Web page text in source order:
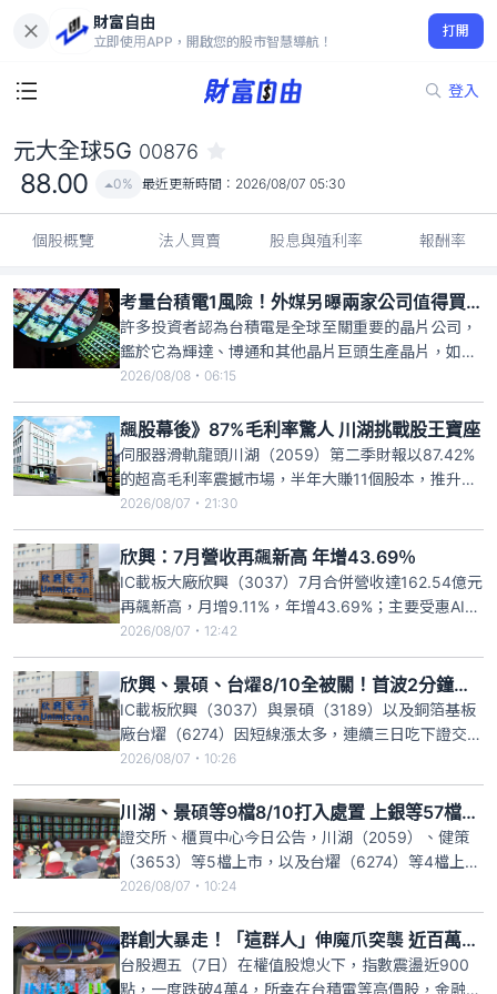
財富自由
立即使用APP，開啟您的股市智慧導航！
打開
登入
88.00
0%
元大全球5G 00876
88.00 0% 最近更新時間： 2026/08/07 05:30
個股概覽 法人買賣 股息與殖利率 報酬率
考量台積電1風險！外媒另曝兩家公司值得買進並長期持有
許多投資者認為台積電是全球至關重要的晶片公司，
鑑於它為輝達、博通和其他晶片巨頭生產晶片，如果
沒有台積電，整個晶片產業將會崩潰。但外媒The
Motley Fool報導，台積電存在的一個潛在風險，即該
公司大部分晶圓廠都建在台灣，而台灣則是一個地緣
政治熱點地區。雖然中國入侵台灣的可能性不大，但
投資者必須
2026/08/08・06:15
飆股幕後》87%毛利率驚人 川湖挑戰股王寶座
伺服器滑軌龍頭川湖（2059）第二季財報以87.42%
的超高毛利率震撼市場，半年大賺11個股本，推升股
價一週狂飆3260元、漲幅高達41.53%，躋身台股第
三檔「萬元俱樂部」。昨日股價攻上漲停，鎖在1萬
1110元，且盤中委買張數一度高掛逾2000張，若以
漲停價換算，排隊買盤金額超過220億元，顯示市
2026/08/07・21:30
欣興：7月營收再飆新高 年增43.69％
IC載板大廠欣興（3037）7月合併營收達162.54億元
再飆新高，月增9.11%，年增43.69%；主要受惠AI
ASIC、GPU與HPC（高速運算）需求持續強勁，累計
今年前7月營收達965.9億元，年增30.76%。因AI需
求強勁，目前ABF載板市場已轉為「賣方市場」，欣
興下半年ABF載板價格策
2026/08/07・12:42
欣興、景碩、台燿8/10全被關！首波2分鐘處置新制飆股
IC載板欣興（3037）與景碩（3189）以及銅箔基板
廠台燿（6274）因短線漲太多，連續三日吃下證交
所、櫃買中心「公布或通知注意交易資訊暨處置作業
要點」第四條第一項第一款的警告，根據證交所以及
櫃買中心今日最新公告，欣興、景碩、台燿下週一
（8/10）開始進入分盤處置，正巧下週一開始實施處
置新制，處置
2026/08/07・10:26
川湖、景碩等9檔8/10打入處置 上銀等57檔列注意股
證交所、櫃買中心今日公告，川湖（2059）、健策
（3653）等5檔上市，以及台燿（6274）等4檔上
櫃，共計9檔上市櫃股票從8月10日起打入處置，根據
新規範，此9檔的處置期間為10日至14日，共計5個
營業日。根據證交所、櫃買中心公告，從下週一（10
日）起打入處置股票的上市股含川湖（2059）、全
新（
2026/08/07・10:24
群創大暴走！「這群人」伸魔爪突襲 近百萬股東血流不止
台股週五（7日）在權值股熄火下，指數震盪近900
點，一度跌破4萬4，所幸在台積電等高價股，金融與